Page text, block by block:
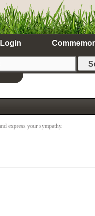
express your sympathy.